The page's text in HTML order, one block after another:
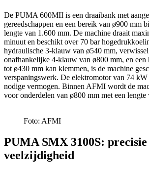
De PUMA 600MII is een draaibank met
gereedschappen en een bereik van ø900 mm
lengte van 1.600 mm. De machine draait
minuut en beschikt over 70 bar
hydraulische 3-klauw van ø540 mm,
onafhankelijke 4-klauw van ø800 mm, en
tot ø430 mm kan klemmen, is de machine
verspaningswerk. De elektromotor van 74
nodige vermogen. Binnen AFMI wordt de
voor onderdelen van ø800 mm met een lengte
Foto: AFMI
PUMA SMX 3100S: precisie
veelzijdigheid